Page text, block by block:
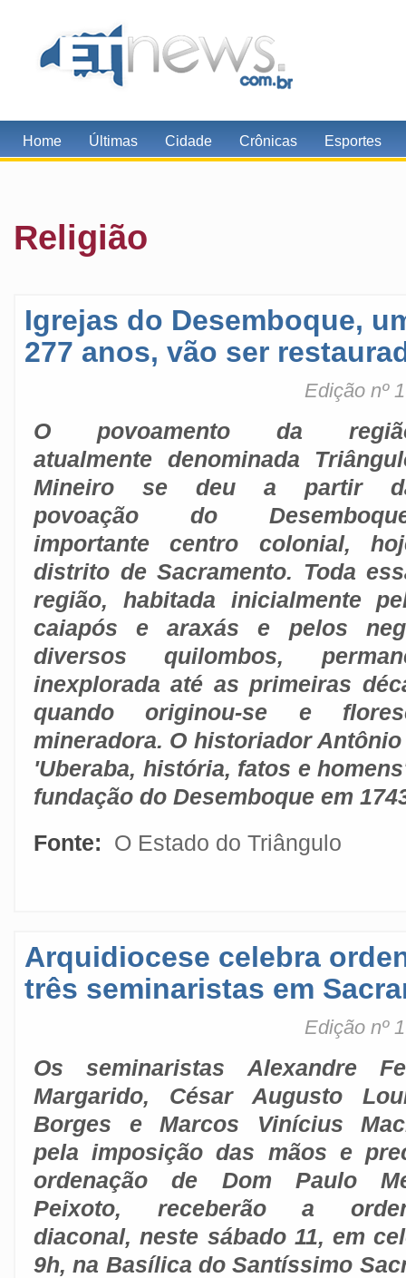
Home Últimas Cidade Crônicas Esportes
Religião
Igrejas do Desemboque,
277 anos, vão ser
Edição nº
O povoamento da
atualmente denominada
Mineiro se deu a partir
povoação do
importante centro colonial,
distrito de Sacramento. Toda
região, habitada inicialmente
caiapós e araxás e pelos
diversos quilombos,
inexplorada até as primeiras
quando originou-se e
mineradora. O historiador
'Uberaba, história, fatos e
fundação do Desemboque em
Fonte:
O Estado do Triângulo
Arquidiocese celebra
três seminaristas em
Edição nº
Os seminaristas Alexandre
Margarido, César Augusto
Borges e Marcos Vinícius
pela imposição das mãos e
ordenação de Dom Paulo
Peixoto, receberão a
diaconal, neste sábado 11, em
9h, na Basílica do Santíssimo